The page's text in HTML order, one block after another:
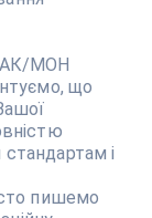
МОН
що
і
пишемо